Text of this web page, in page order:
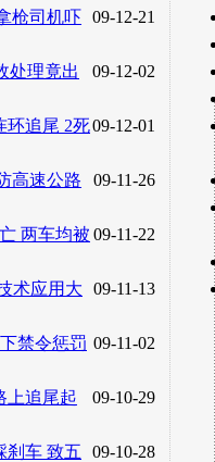
09-12-21
枪司机吓
09-12-02
处理竟出
09-12-01
环追尾 2死
09-11-26
高速公路
09-11-22
两车均被
09-11-13
术应用大
09-11-02
禁令惩罚
09-10-29
上追尾起
09-10-28
刹车 致五